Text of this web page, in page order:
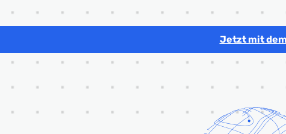
Jetzt mit